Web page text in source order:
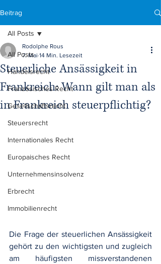
Beitrag
All Posts
Handelsrecht
Französisches Recht
Gesellschaftsrecht
Steuersrecht
Internationales Recht
Europaisches Recht
Unternehmensinsolvenz
Erbrecht
Immobilienrecht
All Posts
Steuerliche Ansässigkeit in
Frankreich: Wann gilt man als
in Frankreich steuerpflichtig?
Rodolphe Rous
7. Mai 14 Min. Lesezeit
Die Frage der steuerlichen Ansässigkeit
gehört zu den wichtigsten und zugleich
am häufigsten missverstandenen